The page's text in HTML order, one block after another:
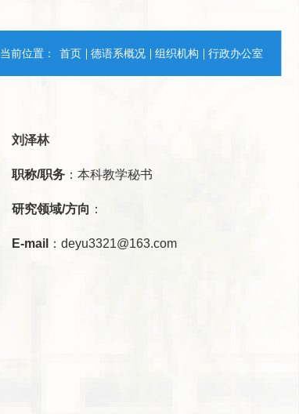
当前位置： 首页 德语系概况 组织机构 行政办公室
刘泽林
职称/职务：本科教学秘书
研究领域/方向 ：
E-mail ：deyu3321@163.com